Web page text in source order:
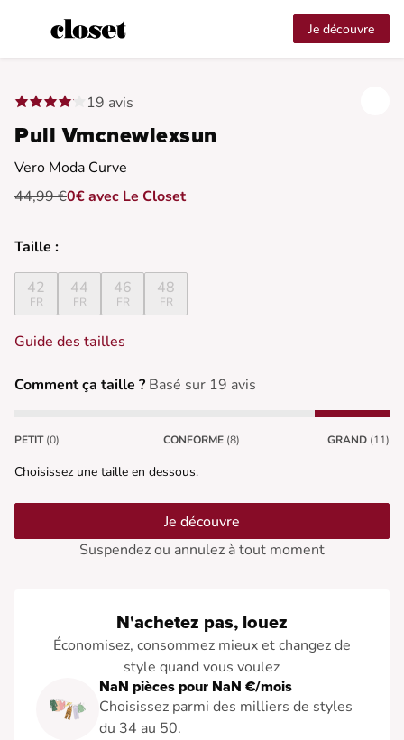
Je découvre
19 avis
Pull Vmcnewlexsun
Vero Moda Curve
44,99 €0€ avec Le Closet
Taille :
42
FR
44
FR
46
FR
48
FR
Guide des tailles
Comment ça taille ? Basé sur 19 avis
PETIT (0) CONFORME (8) GRAND (11)
Choisissez une taille en dessous.
Je découvre
Suspendez ou annulez à tout moment
N'achetez pas, louez
Économisez, consommez mieux et changez de
style quand vous voulez
NaN pièces pour NaN €/mois
Choisissez parmi des milliers de styles
du 34 au 50.